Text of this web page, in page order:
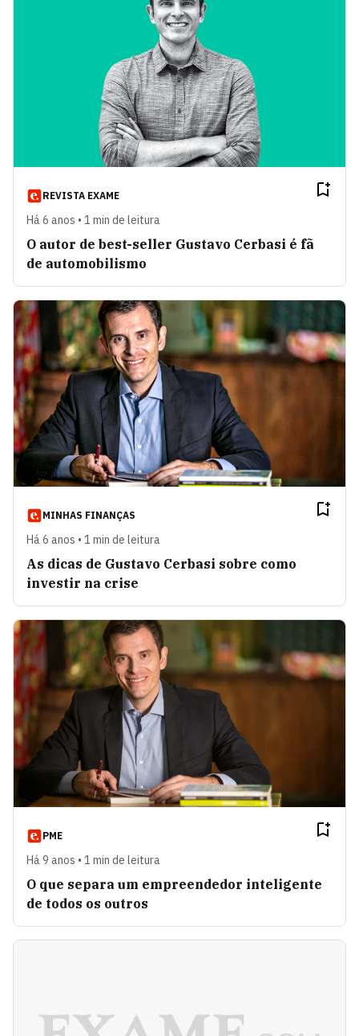
REVISTA EXAME
Há 6 anos • 1 min de leitura
O autor de best-seller Gustavo Cerbasi é fã
de automobilismo
MINHAS FINANÇAS
Há 6 anos • 1 min de leitura
As dicas de Gustavo Cerbasi sobre como
investir na crise
PME
Há 9 anos • 1 min de leitura
O que separa um empreendedor inteligente
de todos os outros